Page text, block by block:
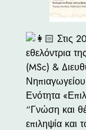
Στις
εθελόντρια
(MSc) &
Ενότητα
“Γνώση και
επιληψία και